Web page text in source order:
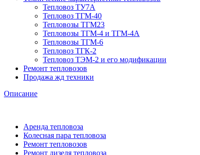
Тепловоз ТУ7А
Тепловоз ТГМ-40
Тепловозы ТГМ23
Тепловозы ТГМ-4 и ТГМ-4А
Тепловозы ТГМ-6
Тепловоз ТГК-2
Тепловоз ТЭМ-2 и его модификации
Ремонт тепловозов
Продажа жд техники
Описание
Аренда тепловоза
Колесная пара тепловоза
Ремонт тепловозов
Ремонт дизеля тепловоза